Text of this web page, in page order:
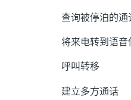
查询被停泊的通
将来电转到语音
呼叫转移
建立多方通话